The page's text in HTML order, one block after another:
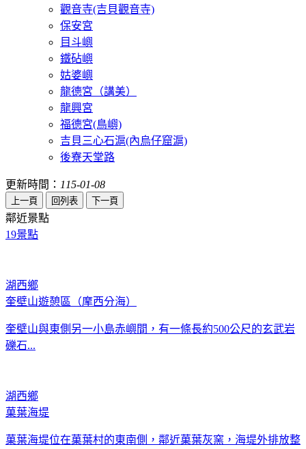
觀音寺(吉貝觀音寺)
保安宮
目斗嶼
鐵砧嶼
姑婆嶼
龍德宮（講美）
龍興宮
福德宮(鳥嶼)
吉貝三心石滬(內烏仔窟滬)
後寮天堂路
更新時間： 115-01-08
鄰近景點
19景點
湖西鄉
奎壁山遊憩區（摩西分海）
奎壁山與東側另一小島赤嶼間，有一條長約500公尺的玄武岩
礫石...
湖西鄉
菓葉海堤
菓葉海堤位在菓葉村的東南側，鄰近菓葉灰窯，海堤外排放整